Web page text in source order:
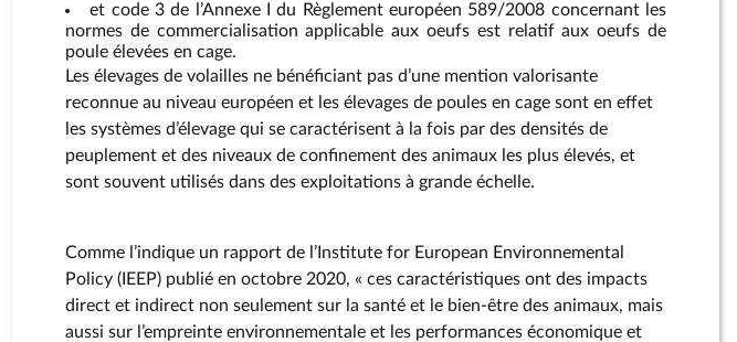
et code 3 de l’Annexe I du Règlement européen 589/2008 concernant les
normes de commercialisation applicable aux oeufs est relatif aux oeufs de
poule élevées en cage.
Les élevages de volailles ne bénéficiant pas d’une mention valorisante
reconnue au niveau européen et les élevages de poules en cage sont en effet
les systèmes d’élevage qui se caractérisent à la fois par des densités de
peuplement et des niveaux de confinement des animaux les plus élevés, et
sont souvent utilisés dans des exploitations à grande échelle.
Comme l’indique un rapport de l’Institute for European Environnemental
Policy (IEEP) publié en octobre 2020, « ces caractéristiques ont des impacts
direct et indirect non seulement sur la santé et le bien-être des animaux, mais
aussi sur l’empreinte environnementale et les performances économique et